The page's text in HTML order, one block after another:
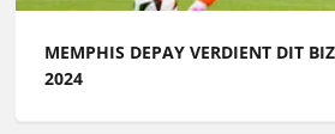
MEMPHIS DEPAY VERDIENT DIT
2024